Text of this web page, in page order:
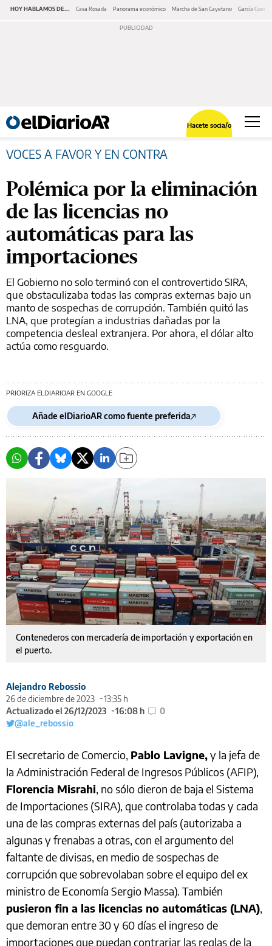
HOY HABLAMOS DE... Casa Rosada Panorama económico Marcha de San Cayetano García Cuerva
Hacete socia/o
VOCES A FAVOR Y EN CONTRA
Polémica por la eliminación
de las licencias no
automáticas para las
importaciones
El Gobierno no solo terminó con el controvertido SIRA,
que obstaculizaba todas las compras externas bajo un
manto de sospechas de corrupción. También quitó las
LNA, que protegían a industrias dañadas por la
competencia desleal extranjera. Por ahora, el dólar alto
actúa como resguardo.
PRIORIZA ELDIARIOAR EN GOOGLE
Añade elDiarioAR como fuente preferida
Contenederos con mercadería de importación y exportación en
el puerto.
Alejandro Rebossio
26 de diciembre de 2023
13:35 h
Actualizado el 26/12/2023
16:08 h
0
@ale_rebossio
El secretario de Comercio, Pablo Lavigne,y la jefa de
la Administración Federal de Ingresos Públicos (AFIP),
Florencia Misrahi, no sólo dieron de baja el Sistema
de Importaciones (SIRA), que controlaba todas y cada
una de las compras externas del país (autorizaba a
algunas y frenabas a otras, con el argumento del
faltante de divisas, en medio de sospechas de
corrupción que sobrevolaban sobre el equipo del ex
ministro de Economía Sergio Massa). También
pusieron fin a las licencias no automáticas (LNA),
que demoran entre 30 y 60 días el ingreso de
importaciones que puedan contrariar las reglas de la